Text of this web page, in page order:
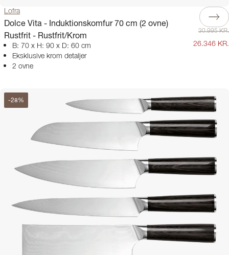
Lofra
Dolce Vita - Induktionskomfur 70 cm (2 ovne)
Rustfrit - Rustfrit/Krom
B: 70 x H: 90 x D: 60 cm
Eksklusive krom detaljer
2 ovne
30.995 KR.
26.346 KR.
-28%